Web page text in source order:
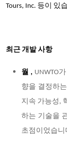
Tours, Inc. 등이 있
최근 개발 사항
월 , UNWTO
향을 결정하
지속 가능성,
하는 기술을
초점이었습